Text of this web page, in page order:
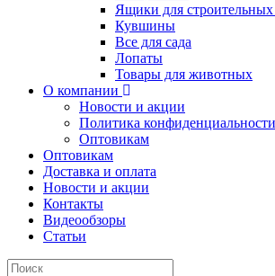
Ящики для
Кувшины
Все для сада
Лопаты
Товары для животных
О компании
Новости и акции
Политика конфиденциальности
Оптовикам
Оптовикам
Доставка и оплата
Новости и акции
Контакты
Видеообзоры
Статьи